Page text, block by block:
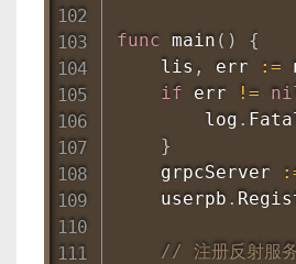
func main ( )
{
    lis
, err :=
if err !=
        log
.
}
    grpcServer
    userpb
.
// 注册反射服